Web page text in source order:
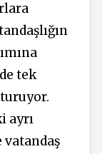
tek
ayrı
vatandaş